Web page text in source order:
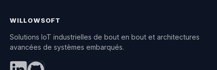
WILLOWSOFT
Solutions IoT industrielles de bout en bout et architectures
avancées de systèmes embarqués.